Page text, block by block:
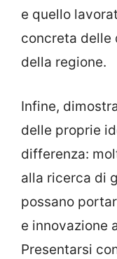
e quello
concreta delle
della regione.
Infine,
delle proprie
differenza:
alla ricerca di
possano
e innovazione
Presentarsi